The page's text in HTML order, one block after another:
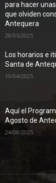
para hacer
que olviden
Antequera
28/05/2025
Los horarios e
Santa de
19/04/2025
Aquí el
Agosto de
24/08/2025